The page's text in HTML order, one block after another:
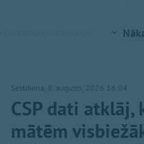
Sestdiena, 8. augusts, 2026 16:04
CSP dati atklāj,
mātēm